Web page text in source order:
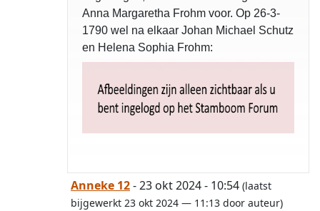
Anna Margaretha Frohm voor. Op 26-3-
1790 wel na elkaar Johan Michael Schutz
en Helena Sophia Frohm:
Anneke 12- 23 okt 2024 - 10:54 (laatst
bijgewerkt 23 okt 2024 — 11:13 door auteur)